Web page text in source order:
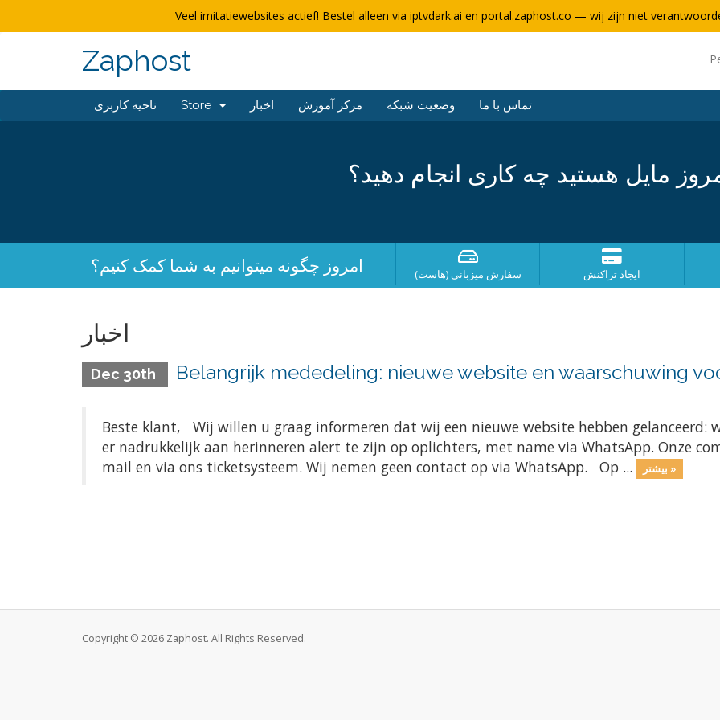
Veel imitatiewebsites actief! Bestel alleen via iptvdark.ai en portal.zaphost.co — wij zijn niet
Zaphost
ناحیه کاربری Store اخبار مرکز آموزش وضعیت شبکه تماس با ما
مایل هستید چه کاری انجام دهید؟
امروز چگونه میتوانیم به شما کمک کنیم؟ سفارش میزبانی (هاست) ایجاد تراکنش
اخبار
Dec 30th Belangrijk mededeling: nieuwe website en waarschuwing
Beste klant, Wij willen u graag informeren dat wij een nieuwe website hebben
er nadrukkelijk aan herinneren alert te zijn op oplichters, met name via WhatsApp. Onze
mail en via ons ticketsysteem. Wij nemen geen contact op via WhatsApp. Op ...
بیشتر »
Copyright © 2026 Zaphost. All Rights Reserved.